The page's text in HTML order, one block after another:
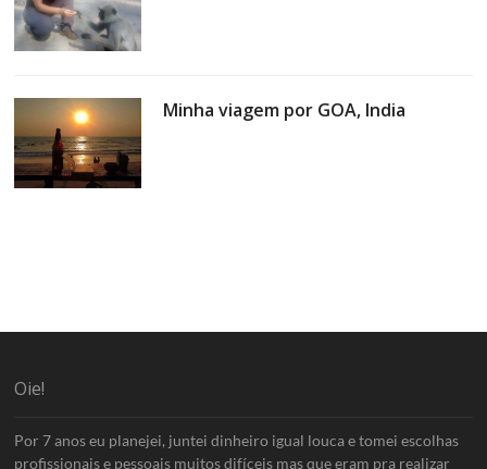
Minha viagem por GOA, India
Oie!
Por 7 anos eu planejei, juntei dinheiro igual louca e tomei escolhas
profissionais e pessoais muitos difíceis mas que eram pra realizar